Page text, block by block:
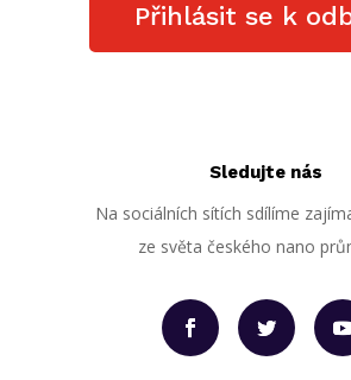
Přihlásit se k
Sledujte nás
Na sociálních sítích sdílíme
ze světa českého nano